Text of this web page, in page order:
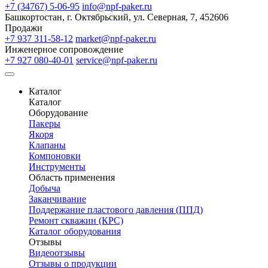
+7 (34767) 5-06-95 info@npf-paker.ru
Башкортостан, г. Октябрьский, ул. Северная, 7, 452606
Продажи
+7 937 311-58-12 market@npf-paker.ru
Инженерное сопровождение
+7 927 080-40-01 service@npf-paker.ru
Каталог
Каталог
Оборудование
Пакеры
Якоря
Клапаны
Компоновки
Инструменты
Область применения
Добыча
Заканчивание
Поддержание пластового давления (ППД)
Ремонт скважин (КРС)
Каталог оборудования
Отзывы
Видеоотзывы
Отзывы о продукции